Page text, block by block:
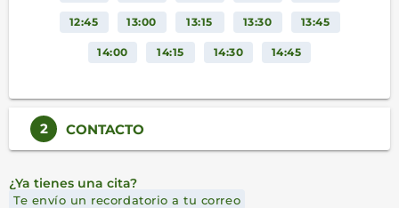
12:45 13:00 13:15 13:30 13:45
14:00 14:15 14:30 14:45
2 CONTACTO
¿Ya tienes una cita?
Te envío un recordatorio a tu correo